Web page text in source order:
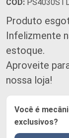
COD:
Produto
Infelizmente
estoque.
Aproveite
nossa loja!
Você é
exclusivos?